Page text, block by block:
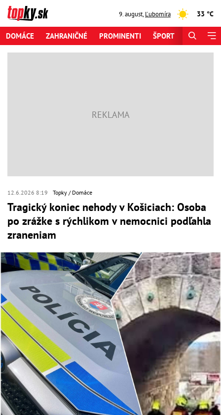
9. august,Ľubomíra 33 °C
DOMÁCE ZAHRANIČNÉ PROMINENTI ŠPORT
12.6.2026 8:19 Topky Domáce
Tragický koniec nehody v Košiciach: Osoba
po zrážke s rýchlikom v nemocnici podľahla
zraneniam